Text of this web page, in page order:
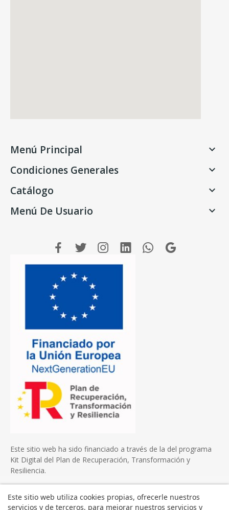
Menú Principal 
Condiciones Generales 
Catálogo 
Menú De Usuario 
Este sitio web ha sido financiado a través de la del programa
Kit Digital del Plan de Recuperación, Transformación y
Resiliencia.
Este sitio web utiliza cookies propias, ofrecerle nuestros
servicios y de terceros, para mejorar nuestros servicios y